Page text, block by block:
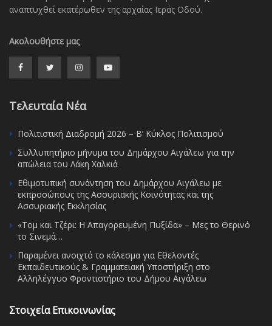
αναπτυχθεί εκατέρωθεν της αρχαίας Ιεράς Οδού.
Ακολουθήστε μας
Τελευταία Νέα
Πολιτιστική Διαδρομή 2026 – Β’ Κύκλος Πολιτισμού
Συλλυπητήριο μήνυμα του Δημάρχου Αιγάλεω για την
απώλεια του Λάκη Χαλκιά
Εθιμοτυπική συνάντηση του Δημάρχου Αιγάλεω με
εκπροσώπους της Ασσυριακής Κοινότητας και της
Ασσυριακής Εκκλησίας
«Τομ και Τζέρι: Η Απαγορευμένη Πυξίδα» – Μες το Θερινό
το Σινεμά…
Παραμένει ανοιχτό το κάλεσμα για Εθελοντές
Εκπαιδευτικούς & Γραμματειακή Υποστήριξη στο
Αλληλέγγυο Φροντιστήριο του Δήμου Αιγάλεω
Στοιχεία Επικοινωνίας